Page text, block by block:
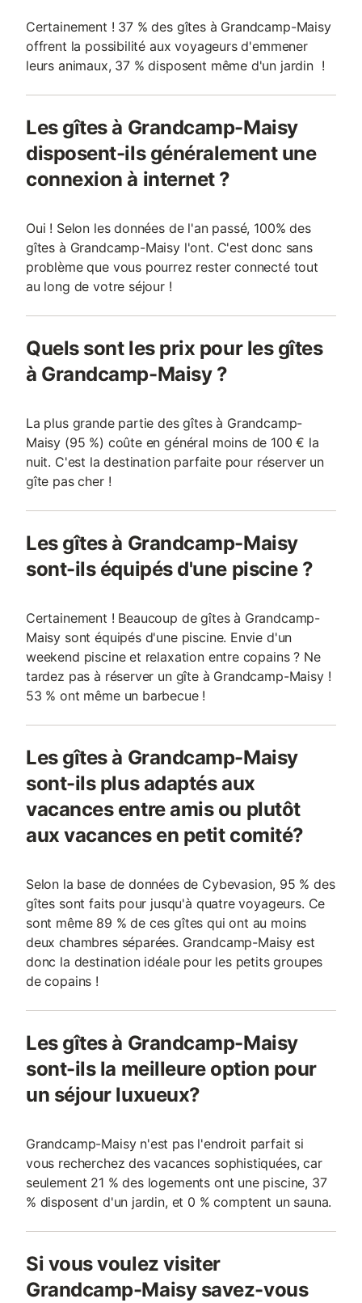
Certainement ! 37 % des gîtes à Grandcamp-Maisy
offrent la possibilité aux voyageurs d'emmener
leurs animaux, 37 % disposent même d'un jardin !
Les gîtes à Grandcamp-Maisy
disposent-ils généralement une
connexion à internet ?
Oui ! Selon les données de l'an passé, 100% des
gîtes à Grandcamp-Maisy l'ont. C'est donc sans
problème que vous pourrez rester connecté tout
au long de votre séjour !
Quels sont les prix pour les gîtes
à Grandcamp-Maisy ?
La plus grande partie des gîtes à Grandcamp-
Maisy (95 %) coûte en général moins de 100 € la
nuit. C'est la destination parfaite pour réserver un
gîte pas cher !
Les gîtes à Grandcamp-Maisy
sont-ils équipés d'une piscine ?
Certainement ! Beaucoup de gîtes à Grandcamp-
Maisy sont équipés d'une piscine. Envie d'un
weekend piscine et relaxation entre copains ? Ne
tardez pas à réserver un gîte à Grandcamp-Maisy !
53 % ont même un barbecue !
Les gîtes à Grandcamp-Maisy
sont-ils plus adaptés aux
vacances entre amis ou plutôt
aux vacances en petit comité?
Selon la base de données de Cybevasion, 95 % des
gîtes sont faits pour jusqu'à quatre voyageurs. Ce
sont même 89 % de ces gîtes qui ont au moins
deux chambres séparées. Grandcamp-Maisy est
donc la destination idéale pour les petits groupes
de copains !
Les gîtes à Grandcamp-Maisy
sont-ils la meilleure option pour
un séjour luxueux?
Grandcamp-Maisy n'est pas l'endroit parfait si
vous recherchez des vacances sophistiquées, car
seulement 21 % des logements ont une piscine, 37
% disposent d'un jardin, et 0 % comptent un sauna.
Si vous voulez visiter
Grandcamp-Maisy savez-vous